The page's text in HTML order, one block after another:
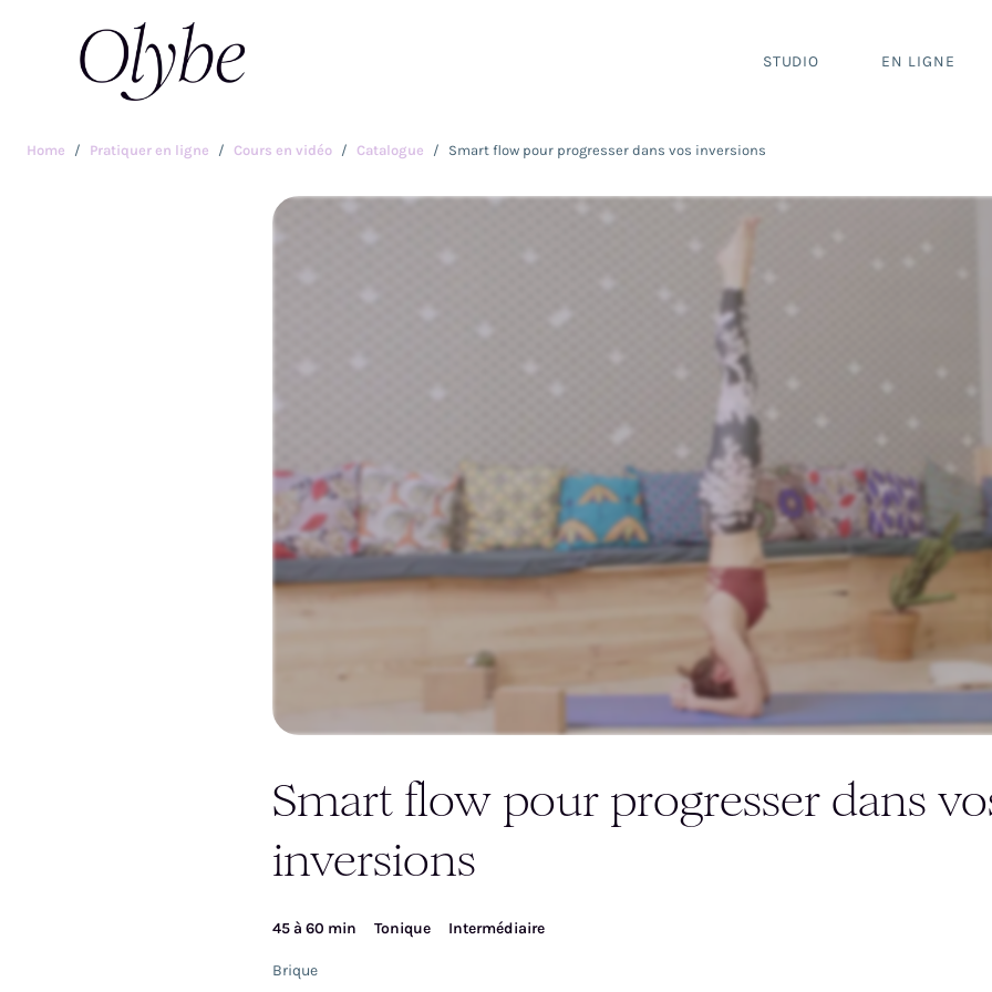
STUDIO EN LIGNE
Home Pratiquer en ligne Cours en vidéo Catalogue Smart flow pour progresser dans vos inversions
Inscrivez-vous pour accéder gratuitement à la
vidéo
Smart flow pour progresser dans
inversions
45 à 60 min Tonique Intermédiaire
Brique